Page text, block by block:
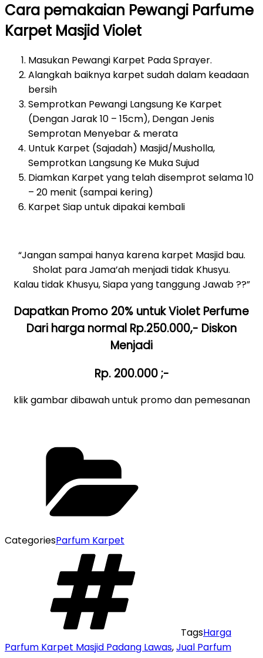
Cara pemakaian Pewangi Parfume
Karpet Masjid Violet
Masukan Pewangi Karpet Pada Sprayer.
Alangkah baiknya karpet sudah dalam keadaan
bersih
Semprotkan Pewangi Langsung Ke Karpet
(Dengan Jarak 10 – 15cm), Dengan Jenis
Semprotan Menyebar & merata
Untuk Karpet (Sajadah) Masjid/Musholla,
Semprotkan Langsung Ke Muka Sujud
Diamkan Karpet yang telah disemprot selama 10
– 20 menit (sampai kering)
Karpet Siap untuk dipakai kembali
“Jangan sampai hanya karena karpet Masjid bau.
Sholat para Jama’ah menjadi tidak Khusyu.
Kalau tidak Khusyu, Siapa yang tanggung Jawab ??”
Dapatkan Promo 20% untuk Violet Perfume
Dari harga normal Rp.250.000,- Diskon
Menjadi
Rp. 200.000 ;-
klik gambar dibawah untuk promo dan pemesanan
CategoriesParfum Karpet
TagsHarga
Parfum Karpet Masjid Padang Lawas,Jual Parfum